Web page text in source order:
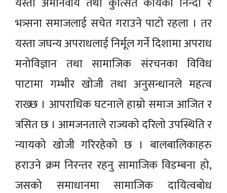
भत्र्सना समाजलाई सचेत गराउने पाटो रहला । तर
यस्ता जघन्य अपराधलाई निर्मूल गर्ने दिशामा अपराध
मनोविज्ञान तथा सामाजिक संरचनका विविध
पाटामा गम्भीर खोजी तथा अनुसन्धानले महत्‍व
राख्छ । आपराधिक घटनाले हाम्रो समाज आजित र
त्रसित छ । आमजनताले राज्यको दरिलो उपस्थिति र
न्यायको खोजी गरिरहेको छ । बालबालिकाहरु
हराउने क्रम निरन्तर रहनु सामाजिक विडम्बना हो,
जसको समाधानमा सामाजिक दायित्वबोध